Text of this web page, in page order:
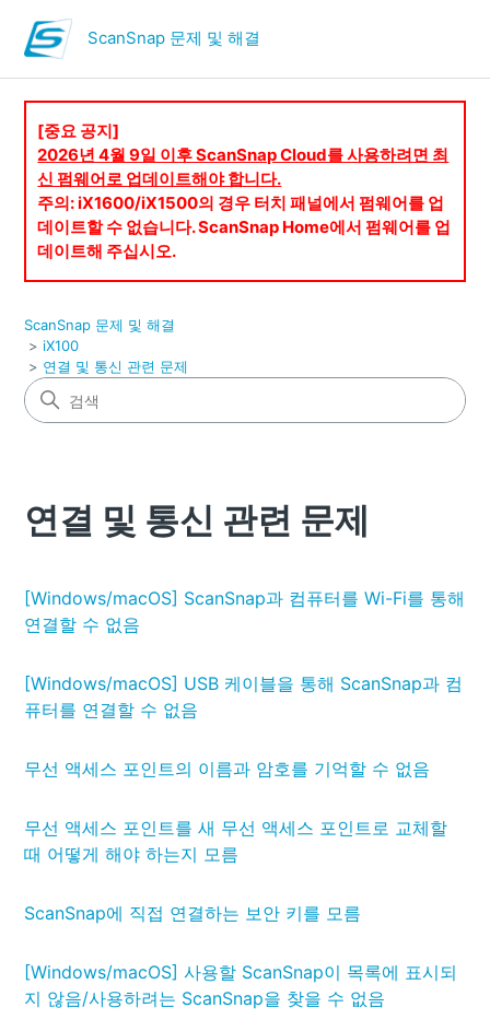
ScanSnap 문제 및 해결
[중요 공지]
2026년 4월 9일 이후 ScanSnap Cloud를 사용하려면 최
신 펌웨어로 업데이트해야 합니다.
주의: iX1600/iX1500의 경우 터치 패널에서 펌웨어를 업
데이트할 수 없습니다. ScanSnap Home에서 펌웨어를 업
데이트해 주십시오.
ScanSnap 문제 및 해결
iX100
연결 및 통신 관련 문제
연결 및 통신 관련 문제
[Windows/macOS] ScanSnap과 컴퓨터를 Wi-Fi를 통해
연결할 수 없음
[Windows/macOS] USB 케이블을 통해 ScanSnap과 컴
퓨터를 연결할 수 없음
무선 액세스 포인트의 이름과 암호를 기억할 수 없음
무선 액세스 포인트를 새 무선 액세스 포인트로 교체할
때 어떻게 해야 하는지 모름
ScanSnap에 직접 연결하는 보안 키를 모름
[Windows/macOS] 사용할 ScanSnap이 목록에 표시되
지 않음/사용하려는 ScanSnap을 찾을 수 없음